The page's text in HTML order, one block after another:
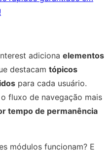
adiciona elementos
destacam tópicos
para cada usuário.
fluxo de navegação mais
tempo de permanência
módulos funcionam? E